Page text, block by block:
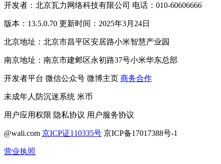
开发者：北京瓦力网络科技有限公司 电话：010-60606666
版本：13.5.0.70 更新时间：2025年3月24日
北京地址：北京市昌平区安居路小米智慧产业园
南京地址：南京市建邺区永初路37号小米华东总部
开发者平台 微信公众号 微博主页 商务合作
未成年人防沉迷系统 米币
用户应用权限 隐私协议 用户服务协议
@wali.com 京ICP证110335号 京ICP备17017388号-1
营业执照